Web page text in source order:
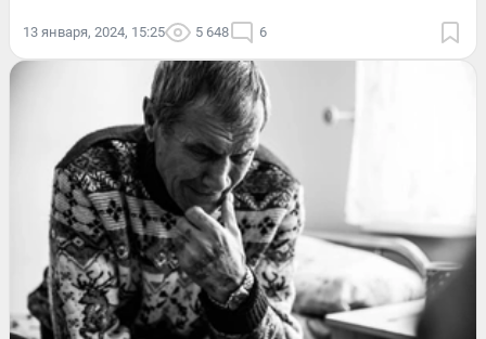
13 января, 2024, 15:25 5 648 6